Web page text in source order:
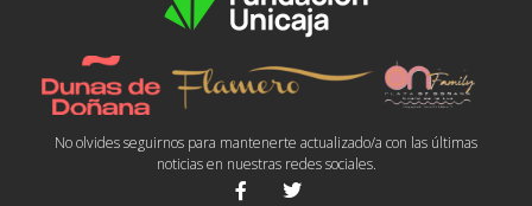
No olvides seguirnos para mantenerte actualizado/a con las últimas
noticias en nuestras redes sociales.